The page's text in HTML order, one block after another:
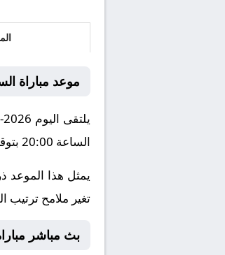
موعد مباراة
الساعة 20:00 بتوقيت مكة المكرمة.
يمثل هذا الموعد
تغير ملامح ترتيب
بث مباشر